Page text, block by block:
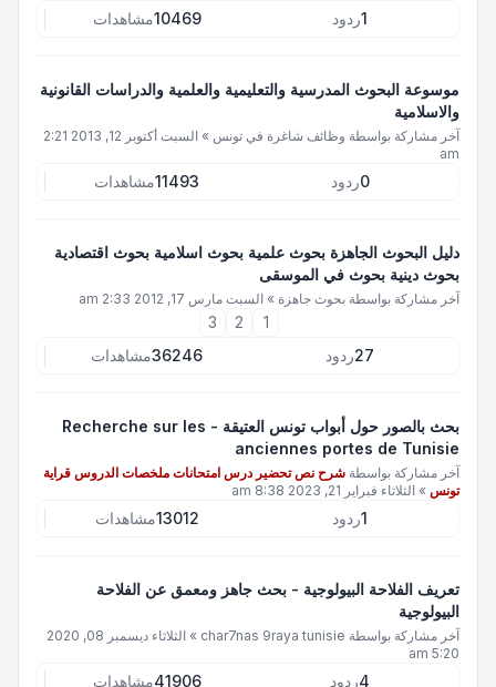
1ردود 10469مشاهدات
موسوعة البحوث المدرسية والتعليمية والعلمية والدراسات القانونية
والاسلامية
آخر مشاركة بواسطة وظائف شاغرة في تونس »
السبت أكتوبر 12, 2013 2:21
am
0ردود 11493مشاهدات
دليل البحوث الجاهزة بحوث علمية بحوث اسلامية بحوث اقتصادية
بحوث دينية بحوث في الموسقى
آخر مشاركة بواسطة بحوث جاهزة » السبت مارس 17, 2012 2:33 am
1
2
3
27ردود 36246مشاهدات
بحث بالصور حول أبواب تونس العتيقة - Recherche sur les
anciennes portes de Tunisie
آخر مشاركة بواسطة شرح نص تحضير درس امتحانات ملخصات الدروس قراية
تونس » الثلاثاء فبراير 21, 2023 8:38 am
1ردود 13012مشاهدات
تعريف الفلاحة البيولوجية - بحث جاهز ومعمق عن الفلاحة
البيولوجية
آخر مشاركة بواسطة char7nas 9raya tunisie
»
الثلاثاء ديسمبر 08, 2020
5:20 am
4ردود 41906مشاهدات